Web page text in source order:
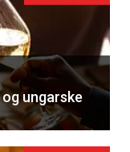
ungarske